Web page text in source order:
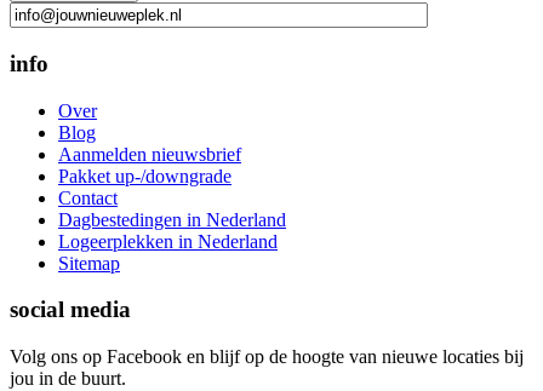
info
Over
Blog
Aanmelden nieuwsbrief
Pakket up-/downgrade
Contact
Dagbestedingen in Nederland
Logeerplekken in Nederland
Sitemap
social media
Volg ons op Facebook en blijf op de hoogte van nieuwe locaties bij
jou in de buurt.